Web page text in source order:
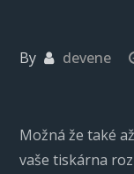
By devene
Možná že také
vaše tiskárna